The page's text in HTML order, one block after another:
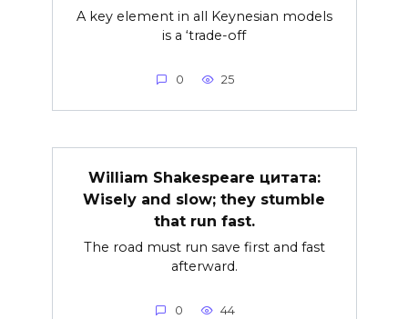
A key element in all Keynesian models
is a ‘trade-off
0 25
William Shakespeare цитата:
Wisely and slow; they stumble
that run fast.
The road must run save first and fast
afterward.
0 44